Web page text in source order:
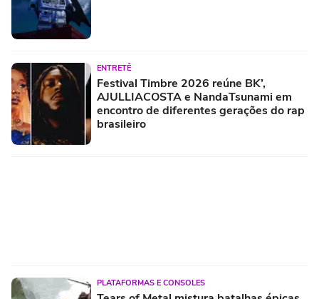
ENTRETÊ
Festival Timbre 2026 reúne BK’,
AJULLIACOSTA e NandaTsunami em
encontro de diferentes gerações do rap
brasileiro
PLATAFORMAS E CONSOLES